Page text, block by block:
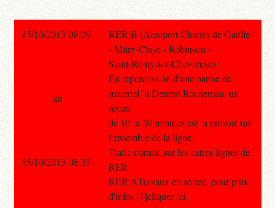
15/10/2013 08:09
RER B (Aeroport Charles de Gaulle
- Mitry-Claye - Robinson -
Saint-Remy-les-Chevreuse) :
En repercussion d'une panne de
materiel `a Denfert Rochereau, un
retard
de 10 `a 20 minutes est `a prevoir sur
l'ensemble de la ligne.
Trafic normal sur les autres lignes de
RER.
RER ATravaux en soiree, pour plus
d'infos [1]cliquer ici.
au
15/10/2013 08:33